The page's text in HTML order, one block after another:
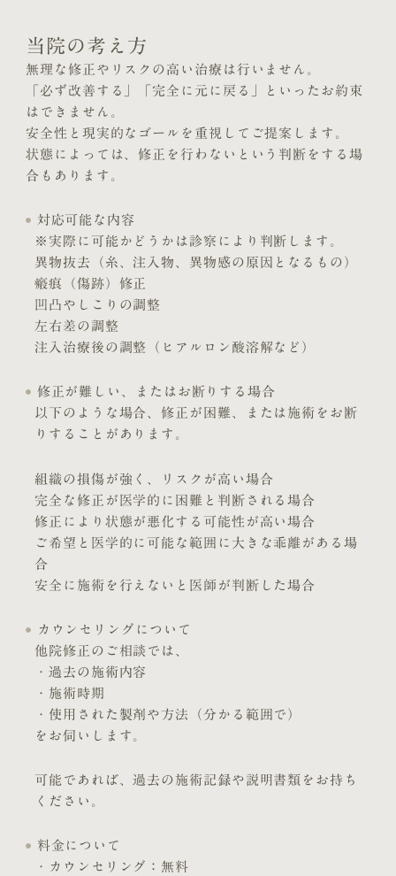
当院の考え方
無理な修正やリスクの高い治療は行いません。
「必ず改善する」「完全に元に戻る」といったお約束
はできません。
安全性と現実的なゴールを重視してご提案します。
状態によっては、修正を行わないという判断をする場
合もあります。
対応可能な内容
※実際に可能かどうかは診察により判断します。
異物抜去（糸、注入物、異物感の原因となるもの）
瘢痕（傷跡）修正
凹凸やしこりの調整
左右差の調整
注入治療後の調整（ヒアルロン酸溶解など）
修正が難しい、またはお断りする場合
以下のような場合、修正が困難、または施術をお断
りすることがあります。
組織の損傷が強く、リスクが高い場合
完全な修正が医学的に困難と判断される場合
修正により状態が悪化する可能性が高い場合
ご希望と医学的に可能な範囲に大きな乖離がある場
合
安全に施術を行えないと医師が判断した場合
カウンセリングについて
他院修正のご相談では、
・過去の施術内容
・施術時期
・使用された製剤や方法（分かる範囲で）
をお伺いします。
可能であれば、過去の施術記録や説明書類をお持ち
ください。
料金について
・カウンセリング：無料